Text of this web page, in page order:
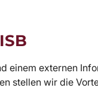
einem externen
stellen wir die